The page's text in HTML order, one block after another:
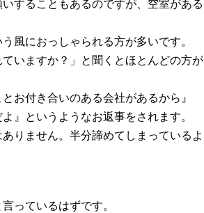
することもあるのですが、空室がある
風におっしゃられる方が多いです。
いますか？」と聞くとほとんどの方が
お付き合いのある会社があるから』
』というようなお返事をされます。
りません。半分諦めてしまっているよ
言っているはずです。